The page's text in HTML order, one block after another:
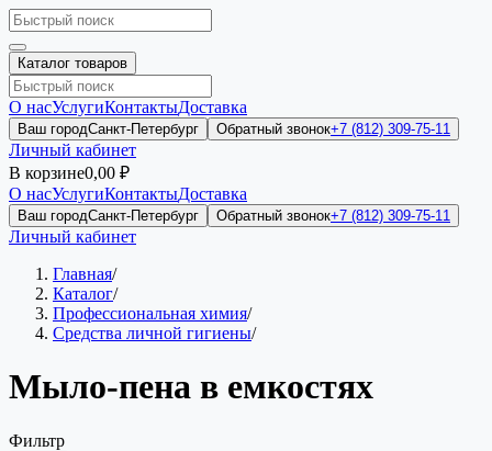
Каталог товаров
О насУслугиКонтактыДоставка
Ваш городСанкт-Петербург Обратный звонок+7 (812) 309-75-11
Личный кабинет
В корзине0,00 ₽
О насУслугиКонтактыДоставка
Ваш городСанкт-Петербург Обратный звонок+7 (812) 309-75-11
Личный кабинет
Главная/
Каталог/
Профессиональная химия/
Средства личной гигиены/
Мыло-пена в емкостях
Фильтр